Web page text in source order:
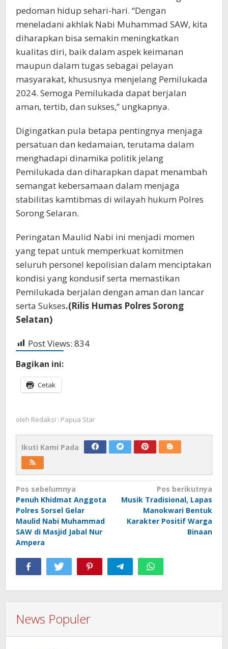
pedoman hidup sehari-hari. “Dengan
meneladani akhlak Nabi Muhammad SAW, kita
diharapkan bisa semakin meningkatkan
kualitas diri, baik dalam aspek keimanan
maupun dalam tugas sebagai pelayan
masyarakat, khususnya menjelang Pemilukada
2024. Semoga Pemilukada dapat berjalan
aman, tertib, dan sukses,” ungkapnya.
Digingatkan pula betapa pentingnya menjaga
persatuan dan kedamaian, terutama dalam
menghadapi dinamika politik jelang
Pemilukada dan diharapkan dapat menambah
semangat kebersamaan dalam menjaga
stabilitas kamtibmas di wilayah hukum Polres
Sorong Selaran.
Peringatan Maulid Nabi ini menjadi momen
yang tepat untuk memperkuat komitmen
seluruh personel kepolisian dalam menciptakan
kondisi yang kondusif serta memastikan
Pemilukada berjalan dengan aman dan lancar
serta Sukses.(Rilis Humas Polres Sorong
Selatan)
Post Views: 834
Bagikan ini:
Cetak
oleh Redaksi : Papua Star
Ikuti Kami Pada
Navigasi
pos
Pos sebelumnya
Penuh Khidmat Anggota
Polres Sorsel Gelar
Maulid Nabi Muhammad
SAW di Masjid Jabal Nur
Ampera
Pos berikutnya
Musik Tradisional, Lapas
Manokwari Bentuk
Karakter Positif Warga
Binaan
News Populer